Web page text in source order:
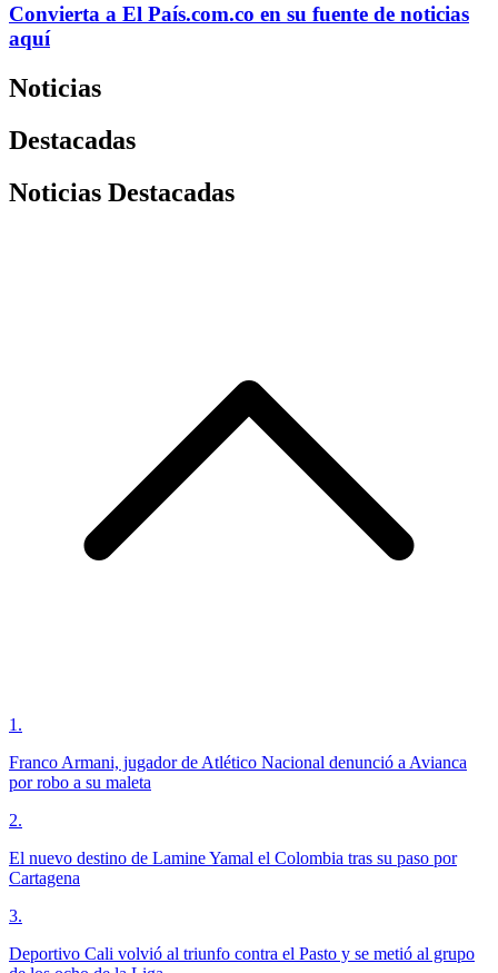
Convierta a El País.com.co en su fuente de noticias
aquí
Noticias
Destacadas
Noticias Destacadas
1 .
Franco Armani, jugador de Atlético Nacional denunció a Avianca
por robo a su maleta
2.
El nuevo destino de Lamine Yamal el Colombia tras su paso por
Cartagena
3.
Deportivo Cali volvió al triunfo contra el Pasto y se metió al grupo